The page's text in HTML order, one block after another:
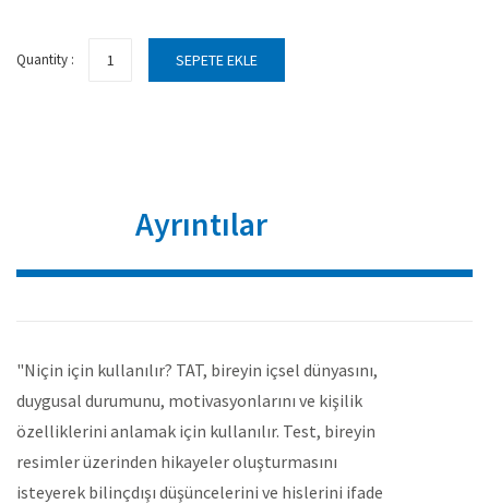
Quantity : SEPETE EKLE
Ayrıntılar
"Niçin için kullanılır? TAT, bireyin içsel dünyasını,
duygusal durumunu, motivasyonlarını ve kişilik
özelliklerini anlamak için kullanılır. Test, bireyin
resimler üzerinden hikayeler oluşturmasını
isteyerek bilinçdışı düşüncelerini ve hislerini ifade